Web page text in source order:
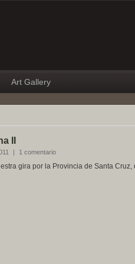
Art Gallery
II
| 1 comentario
gira por la Provincia de Santa